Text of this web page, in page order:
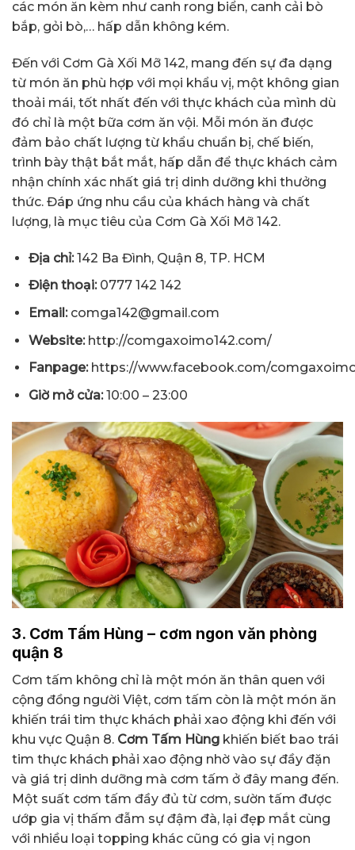
các món ăn kèm như canh rong biển, canh cải bò
bắp, gỏi bò,… hấp dẫn không kém.
Đến với Cơm Gà Xối Mỡ 142, mang đến sự đa dạng
từ món ăn phù hợp với mọi khẩu vị, một không gian
thoải mái, tốt nhất đến với thực khách của mình dù
đó chỉ là một bữa cơm ăn vội. Mỗi món ăn được
đảm bảo chất lượng từ khẩu chuẩn bị, chế biến,
trình bày thật bắt mắt, hấp dẫn để thực khách cảm
nhận chính xác nhất giá trị dinh dưỡng khi thưởng
thức. Đáp ứng nhu cầu của khách hàng và chất
lượng, là mục tiêu của Cơm Gà Xối Mỡ 142.
Địa chỉ:142 Ba Đình, Quận 8, TP. HCM
Điện thoại: 0777 142 142
Email: comga142@gmail.com
Website: http://comgaxoimo142.com/
Fanpage: https://www.facebook.com/
Giờ mở cửa:10:00 – 23:00
3. Cơm Tấm Hùng – cơm ngon văn phòng
quận 8
Cơm tấm không chỉ là một món ăn thân quen với
cộng đồng người Việt, cơm tấm còn là một món ăn
khiến trái tim thực khách phải xao động khi đến với
khu vực Quận 8. Cơm Tấm Hùng khiến biết bao trái
tim thực khách phải xao động nhờ vào sự đầy đặn
và giá trị dinh dưỡng mà cơm tấm ở đây mang đến.
Một suất cơm tấm đầy đủ từ cơm, sườn tấm được
ướp gia vị thấm đẫm sự đậm đà, lại đẹp mắt cùng
với nhiều loại topping khác cũng có gia vị ngon